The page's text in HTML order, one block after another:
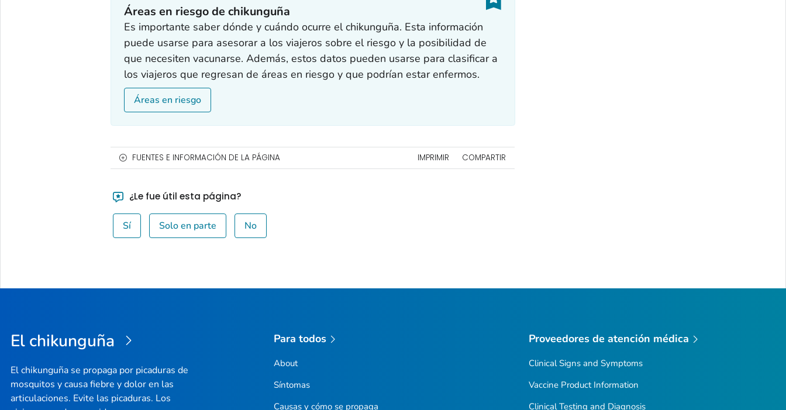
Áreas en riesgo de chikunguña
Es importante saber dónde y cuándo ocurre el chikunguña. Esta información
puede usarse para asesorar a los viajeros sobre el riesgo y la posibilidad de
que necesiten vacunarse. Además, estos datos pueden usarse para clasificar a
los viajeros que regresan de áreas en riesgo y que podrían estar enfermos.
Áreas en riesgo
FUENTES E INFORMACIÓN DE LA PÁGINA IMPRIMIR COMPARTIR
¿Le fue útil esta página?
Sí Solo en parte No
El chikunguña
El chikunguña se propaga por picaduras de
mosquitos y causa fiebre y dolor en las
articulaciones. Evite las picaduras. Los
Para todos
About
Síntomas
Causas y cómo se propaga
Proveedores de atención médica
Clinical Signs and Symptoms
Vaccine Product Information
Clinical Testing and Diagnosis